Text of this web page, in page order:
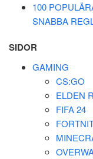
100
SNABBA
SIDOR
GAMING
CS:GO
ELDEN
FIFA 24